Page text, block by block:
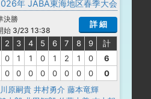
年 JABA東海地区春季大会
勝
3/23 13:38
詳 細
2 3 4 5 6 7 8 9
計
0 1 1 0 1 2 1 0
6
0 0 0 0 0 0 0 0
0
川原嗣貴 井村勇介 藤本竜輝